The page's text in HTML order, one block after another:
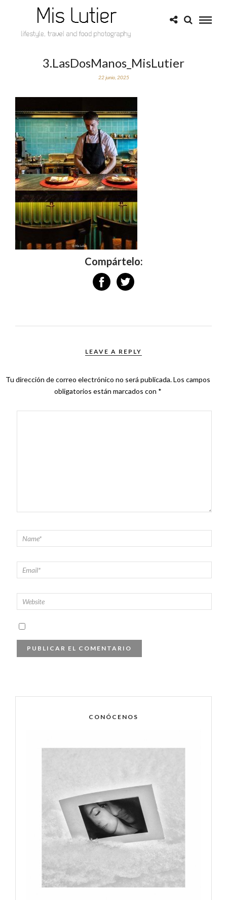
3.LasDosManos_MisLutier
22 junio, 2025
Compártelo:
LEAVE A REPLY
Tu dirección de correo electrónico no será publicada.Los campos
obligatorios están marcados con *
CONÓCENOS